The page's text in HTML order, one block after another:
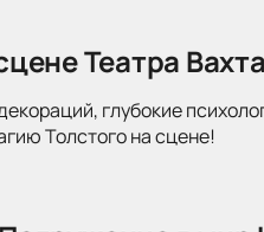
Театра
глубокие
Толстого на сцене!